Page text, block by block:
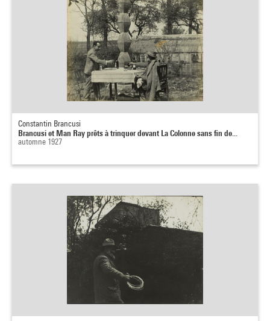
Constantin Brancusi
Brancusi et Man Ray prêts à trinquer devant La Colonne sans fin de...
automne 1927